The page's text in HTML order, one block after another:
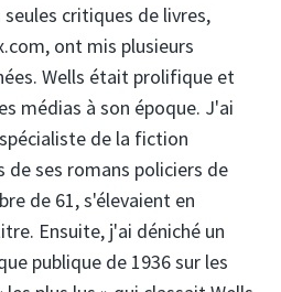
seules critiques de livres,
ont mis plusieurs
Wells était prolifique et
médias à son époque. J'ai
de la fiction
de ses romans policiers de
de 61, s'élevaient en
Ensuite, j'ai déniché un
publique de 1936 sur les